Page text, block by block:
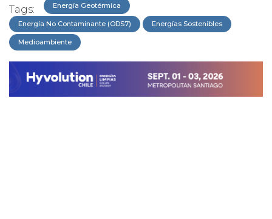
Tags: Energía Geotérmica
Energía No Contaminante (ODS7) Energías Sostenibles
Medioambiente